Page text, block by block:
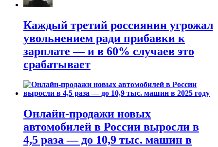
Каждый третий россиянин угрожал
увольнением ради прибавки к
зарплате — и в 60% случаев это
срабатывает
Онлайн-продажи новых
автомобилей в России выросли в
4,5 раза — до 10,9 тыс. машин в